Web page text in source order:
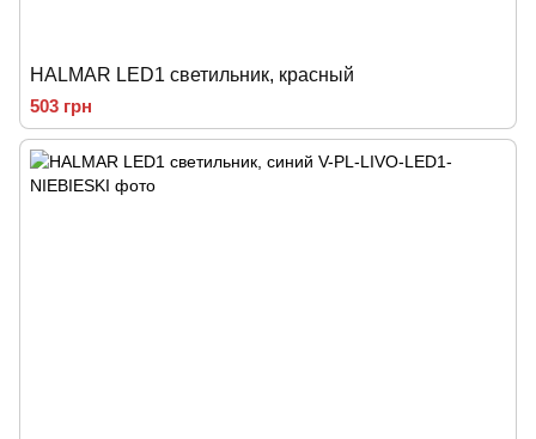
HALMAR LED1 светильник, красный
503 грн